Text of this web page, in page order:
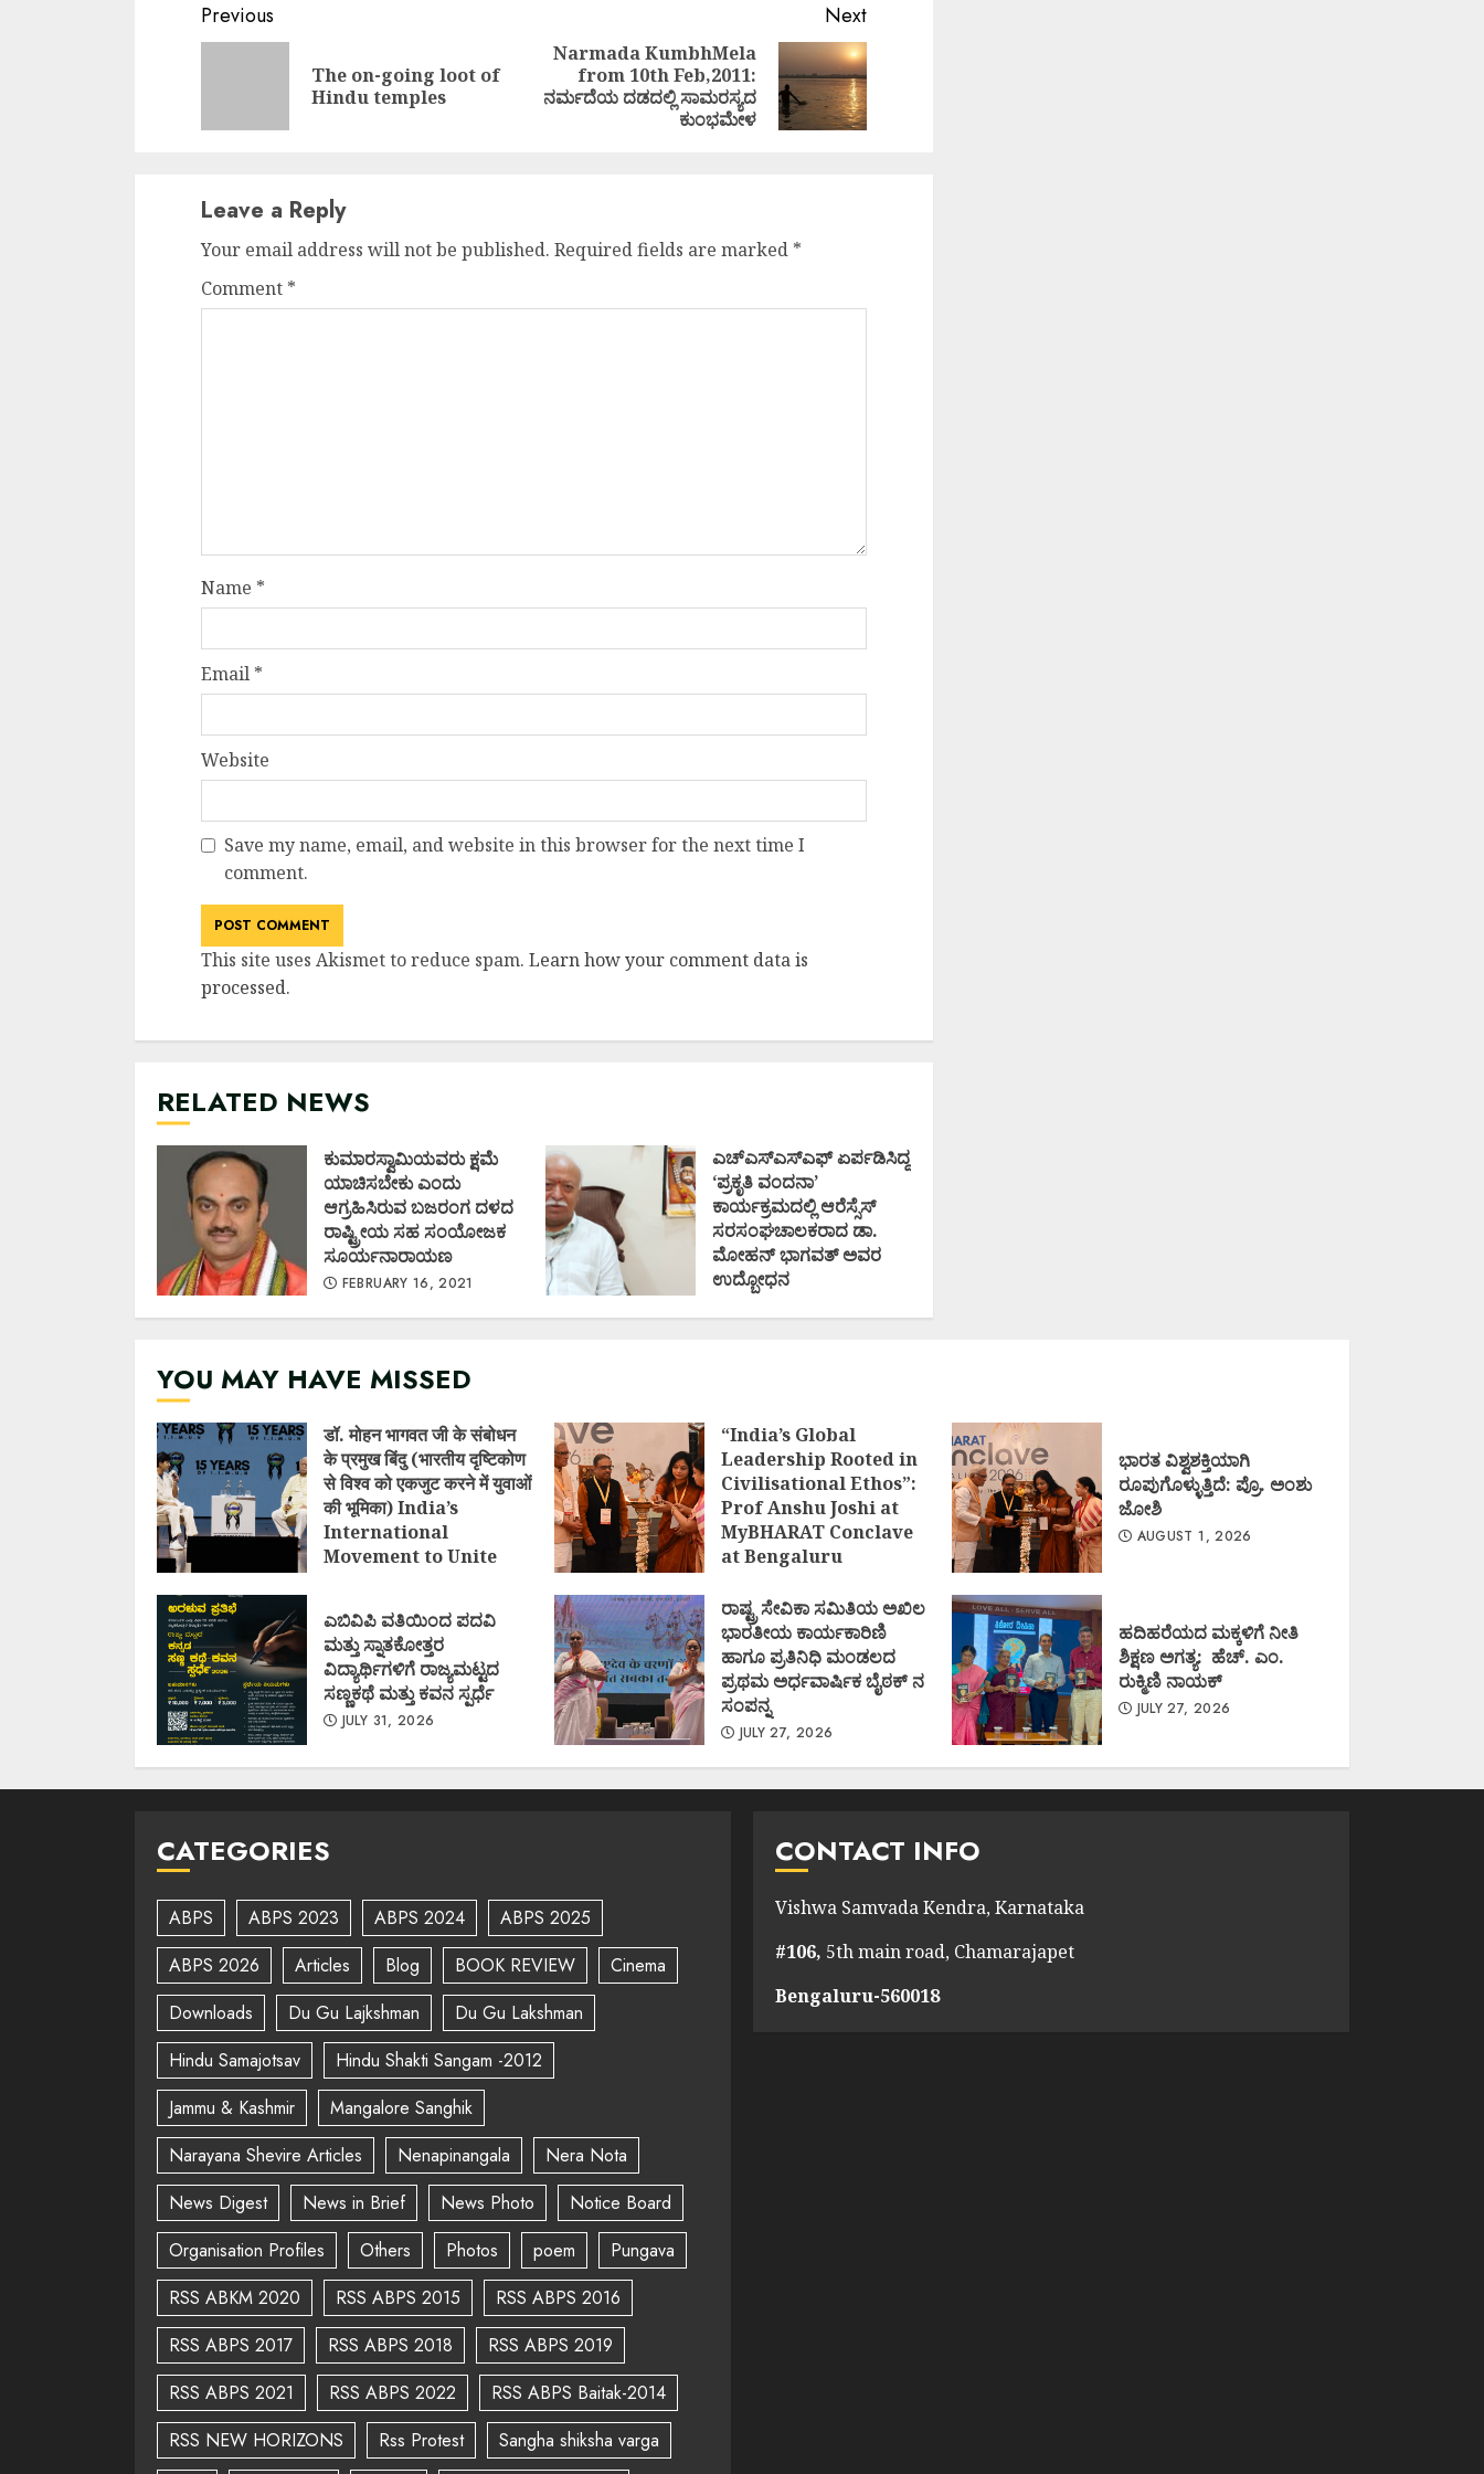
Continue
Reading
Previous
Previous
post:
The on-going loot of
Hindu temples
Next
Next
post:
Narmada KumbhMela
from 10th Feb,2011:
ನರ್ಮದೆಯ ದಡದಲ್ಲಿ ಸಾಮರಸ್ಯದ
ಕುಂಭಮೇಳ
Leave a Reply
Your email address will not be published. Required fields are marked *
Comment *
Name *
Email *
Website
Save my name, email, and website in this browser for the next time I
comment.
This site uses Akismet to reduce spam. Learn how your comment data is
processed.
RELATED NEWS
ಕುಮಾರಸ್ವಾಮಿಯವರು ಕ್ಷಮೆ
ಯಾಚಿಸಬೇಕು ಎಂದು
ಆಗ್ರಹಿಸಿರುವ ಬಜರಂಗ ದಳದ
ರಾಷ್ಟ್ರೀಯ ಸಹ ಸಂಯೋಜಕ
ಸೂರ್ಯನಾರಾಯಣ
FEBRUARY 16, 2021
ಎಚ್ಎಸ್ಎಸ್ಎಫ್ ಏರ್ಪಡಿಸಿದ್ದ
‘ಪ್ರಕೃತಿ ವಂದನಾ’
ಕಾರ್ಯಕ್ರಮದಲ್ಲಿ ಆರೆಸ್ಸೆಸ್
ಸರಸಂಘಚಾಲಕರಾದ ಡಾ.
ಮೋಹನ್ ಭಾಗವತ್ ಅವರ
ಉದ್ಬೋಧನ
YOU MAY HAVE MISSED
डॉ. मोहन भागवत जी के संबोधन
के प्रमुख बिंदु (भारतीय दृष्टिकोण
से विश्व को एकजुट करने में युवाओं
की भूमिका) India’s
International
Movement to Unite
AUGUST 7, 2026
“India’s Global
Leadership Rooted in
Civilisational Ethos”:
Prof Anshu Joshi at
MyBHARAT Conclave
at Bengaluru
ಭಾರತ ವಿಶ್ವಶಕ್ತಿಯಾಗಿ
ರೂಪುಗೊಳ್ಳುತ್ತಿದೆ: ಪ್ರೊ. ಅಂಶು
ಜೋಶಿ
AUGUST 1, 2026
ಎಬಿವಿಪಿ ವತಿಯಿಂದ ಪದವಿ
ಮತ್ತು ಸ್ನಾತಕೋತ್ತರ
ವಿದ್ಯಾರ್ಥಿಗಳಿಗೆ ರಾಜ್ಯಮಟ್ಟದ
ಸಣ್ಣಕಥೆ ಮತ್ತು ಕವನ ಸ್ಪರ್ಧೆ
JULY 31, 2026
ರಾಷ್ಟ್ರ ಸೇವಿಕಾ ಸಮಿತಿಯ ಅಖಿಲ
ಭಾರತೀಯ ಕಾರ್ಯಕಾರಿಣಿ
ಹಾಗೂ ಪ್ರತಿನಿಧಿ ಮಂಡಲದ
ಪ್ರಥಮ ಅರ್ಧವಾರ್ಷಿಕ ಬೈಠಕ್ ನ
ಸಂಪನ್ನ
JULY 27, 2026
ಹದಿಹರೆಯದ ಮಕ್ಕಳಿಗೆ ನೀತಿ
ಶಿಕ್ಷಣ ಅಗತ್ಯ: ಹೆಚ್. ಎಂ.
ರುಕ್ಮಿಣಿ ನಾಯಕ್
JULY 27, 2026
CATEGORIES
ABPS ABPS 2023 ABPS 2024
ABPS 2025
ABPS 2026
Articles Blog BOOK REVIEW
Cinema
Downloads
Du Gu Lajkshman
Du Gu Lakshman
Hindu Samajotsav
Hindu Shakti Sangam -2012
Jammu & Kashmir
Mangalore Sanghik
Narayana Shevire Articles
Nenapinangala
Nera Nota
News Digest
News in Brief News Photo
Notice Board
Organisation Profiles
Others Photos poem
Pungava
RSS ABKM 2020
RSS ABPS 2015
RSS ABPS 2016
RSS ABPS 2017
RSS ABPS 2018
RSS ABPS 2019
RSS ABPS 2021
RSS ABPS 2022
RSS ABPS Baitak-2014
RSS NEW HORIZONS
Rss Protest Sangha shiksha varga
CONTACT INFO
Vishwa Samvada Kendra, Karnataka
#106, 5th main road, Chamarajapet
Bengaluru-560018